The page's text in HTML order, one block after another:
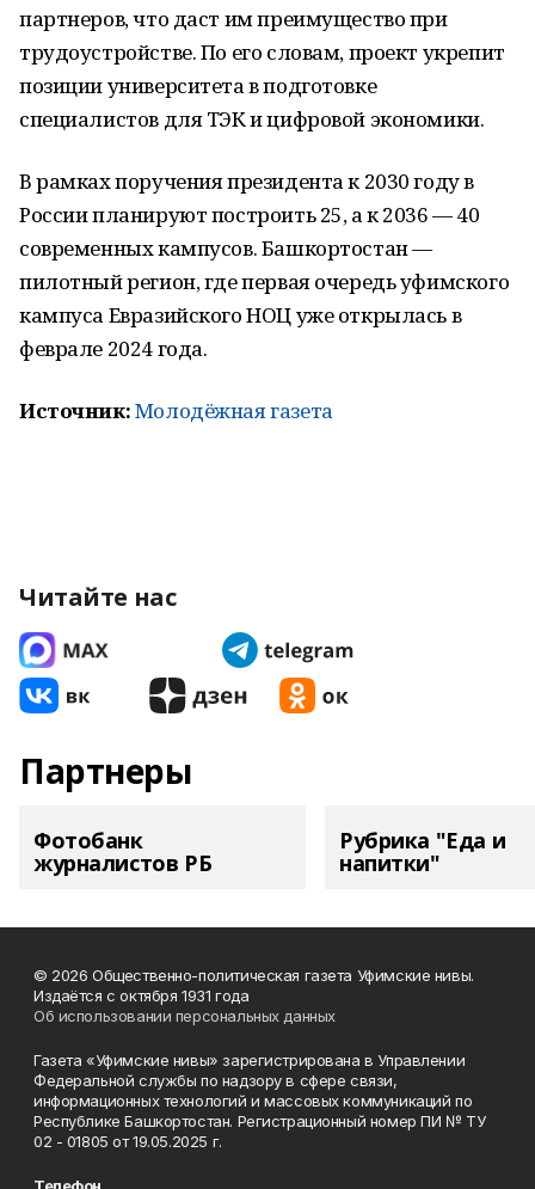
партнеров, что даст им преимущество при
трудоустройстве. По его словам, проект укрепит
позиции университета в подготовке
специалистов для ТЭК и цифровой экономики.
В рамках поручения президента к 2030 году в
России планируют построить 25, а к 2036 — 40
современных кампусов. Башкортостан —
пилотный регион, где первая очередь уфимского
кампуса Евразийского НОЦ уже открылась в
феврале 2024 года.
Источник:Молодёжная газета
Читайте нас
Партнеры
Фотобанк
журналистов РБ
Рубрика "Еда и
напитки"
© 2026 Общественно-политическая газета Уфимские нивы.
Издаётся с октября 1931 года
Об использовании персональных данных
Газета «Уфимские нивы» зарегистрирована в Управлении
Федеральной службы по надзору в сфере связи,
информационных технологий и массовых коммуникаций по
Республике Башкортостан. Регистрационный номер ПИ № ТУ
02 - 01805 от 19.05.2025 г.